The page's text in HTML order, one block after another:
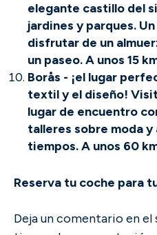
elegante castillo del
jardines y parques.
disfrutar de un
un paseo. A unos 15
Borås - ¡el lugar
textil y el diseño!
lugar de encuentro
talleres sobre moda y
tiempos. A unos 60
Reserva tu coche para
Deja un comentario en